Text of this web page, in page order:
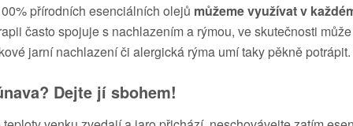
přírodních esenciálních olejů můžeme využívat v
často spojuje s nachlazením a rýmou, ve skutečnosti
jarní nachlazení či alergická rýma umí taky pěkně potrápit.
Dejte jí sbohem!